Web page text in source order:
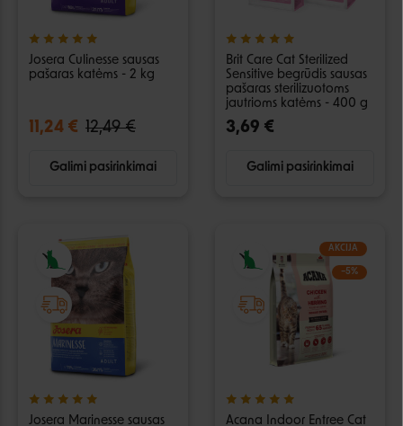
Josera Culinesse sausas
pašaras katėms - 2 kg
11,24 € 12,49 €
Galimi pasirinkimai
Brit Care Cat Sterilized
Sensitive begrūdis sausas
pašaras sterilizuotoms
jautrioms katėms - 400 g
3,69 €
Galimi pasirinkimai
Josera Marinesse sausas
AKCIJA
−5%
Acana Indoor Entree Cat